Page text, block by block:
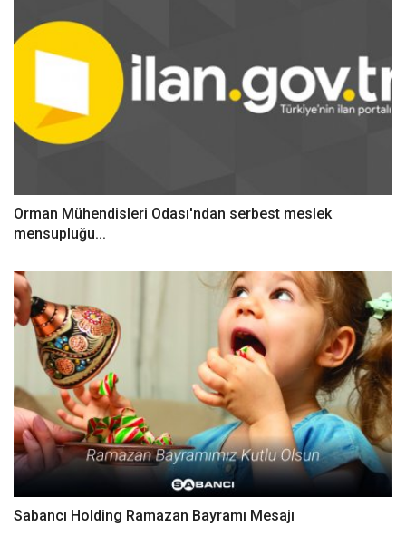
Orman Mühendisleri Odası'ndan serbest meslek
mensupluğu...
Sabancı Holding Ramazan Bayramı Mesajı